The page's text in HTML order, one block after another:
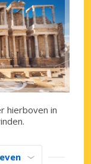
hierboven in